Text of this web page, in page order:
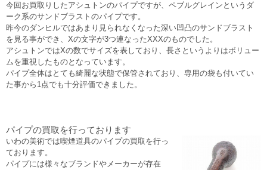
今回お買取りしたアシュトンのパイプですが、ペブルグレインというダ
ーク系のサンドブラストのパイプです。
昨今のダンヒルではあまり見られなくなった深い凹凸のサンドブラスト
を見る事ができ、Xの文字が3つ連なったXXXのものでした。
アシュトンではXの数でサイズを表しており、長さというよりはボリュー
ムを重視したものとなっています。
パイプ全体はとても綺麗な状態で保管されており、専用の袋も付いてい
た事から1点でも十分評価できました。
パイプの買取を行っております
いわの美術では喫煙道具のパイプの買取を行っ
ております。
パイプには様々なブランドやメーカーが存在